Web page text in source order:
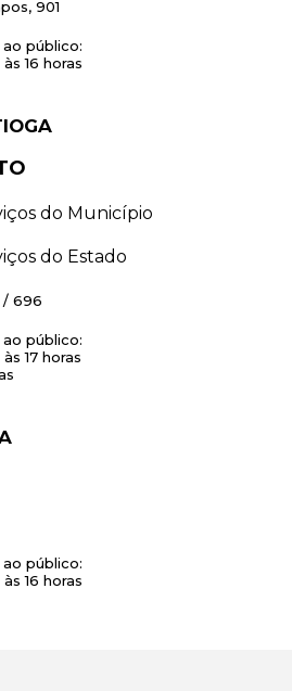
901
público:
16 horas
do Município
do Estado
/ 696
público:
17 horas
público:
16 horas